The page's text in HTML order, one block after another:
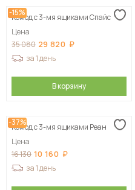
Сначала дорогие
-15%
Комод с 3-мя ящиками Спайс
Цена
35 080 29 820
за 1 день
В корзину
-37%
Комод с 3-мя ящиками Реан
Цена
16 130 10 160
за 1 день